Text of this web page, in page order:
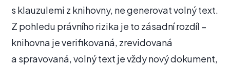
s klauzulemi z knihovny, ne generovat volný text.
Z pohledu právního rizika je to zásadní rozdíl –
knihovna je verifikovaná, zrevidovaná
a spravovaná, volný text je vždy nový dokument,